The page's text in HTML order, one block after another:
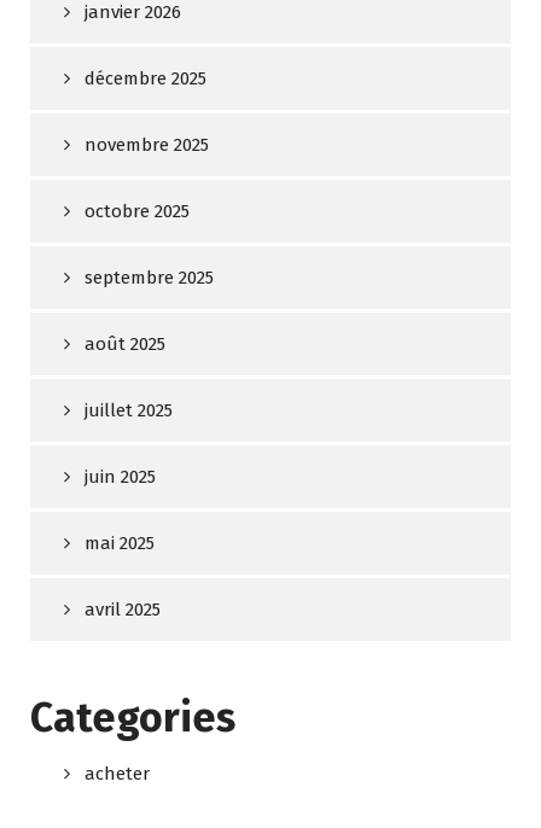
janvier 2026
décembre 2025
novembre 2025
octobre 2025
septembre 2025
août 2025
juillet 2025
juin 2025
mai 2025
avril 2025
Categories
acheter